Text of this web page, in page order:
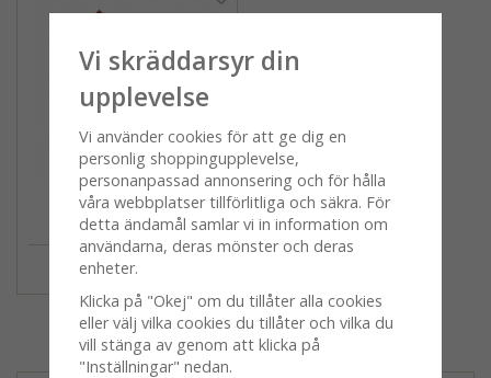
Belle Amie, grytlapp,
terrakotta
159 kr
Andra köpte även
Vi skräddarsyr din
upplevelse
Vi använder cookies för att ge dig en
personlig shoppingupplevelse,
personanpassad annonsering och för hålla
våra webbplatser tillförlitliga och säkra. För
detta ändamål samlar vi in information om
användarna, deras mönster och deras
enheter.
Klicka på "Okej" om du tillåter alla cookies
eller välj vilka cookies du tillåter och vilka du
vill stänga av genom att klicka på
"Inställningar" nedan.